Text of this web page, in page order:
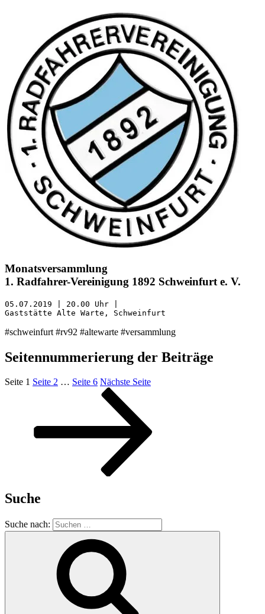
Monatsversammlung
1. Radfahrer-Vereinigung 1892 Schweinfurt e. V.
05.07.2019 | 20.00 Uhr |
Gaststätte Alte Warte, Schweinfurt
#schweinfurt #rv92 #altewarte #versammlung
Seitennummerierung der Beiträge
Seite 1 Seite 2 … Seite 6 Nächste Seite
Suche
Suche nach: